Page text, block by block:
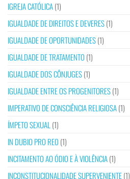
IGREJA CATÓLICA(1)
IGUALDADE DE DIREITOS E DEVERES(1)
IGUALDADE DE OPORTUNIDADES(1)
IGUALDADE DE TRATAMENTO (1)
IGUALDADE DOS CÔNJUGES(1)
IGUALDADE ENTRE OS PROGENITORES(1)
IMPERATIVO DE CONSCIÊNCIA RELIGIOSA(1)
ÍMPETO SEXUAL (1)
IN DUBIO PRO REO (1)
INCITAMENTO AO ÓDIO E À VIOLÊNCIA(1)
INCONSTITUCIONALIDADE SUPERVENIENTE(1)